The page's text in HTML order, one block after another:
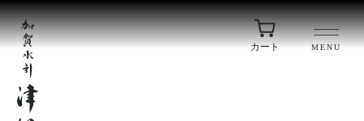
MENU
カート